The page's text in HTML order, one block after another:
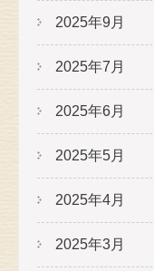
2025年9月
2025年7月
2025年6月
2025年5月
2025年4月
2025年3月